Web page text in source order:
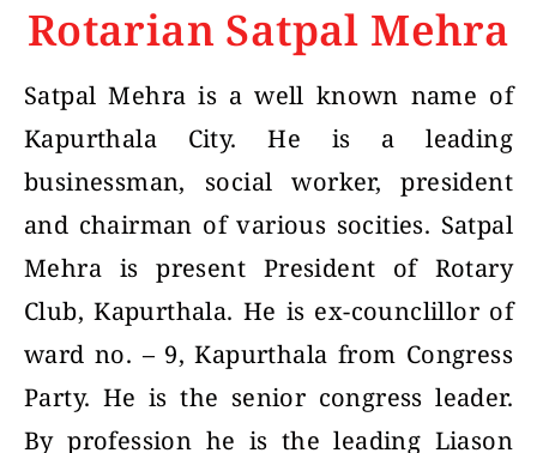
Rotarian Satpal Mehra
Satpal Mehra is a well known name of
Kapurthala City. He is a leading
businessman, social worker, president
and chairman of various socities. Satpal
Mehra is present President of Rotary
Club, Kapurthala. He is ex-counclillor of
ward no. – 9, Kapurthala from Congress
Party. He is the senior congress leader.
By profession he is the leading Liason